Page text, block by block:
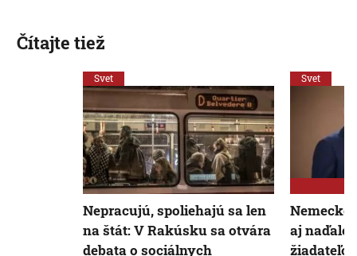
Čítajte tiež
Svet
Nepracujú, spoliehajú sa len
na štát: V Rakúsku sa otvára
debata o sociálnych
Svet
Nemecko
aj